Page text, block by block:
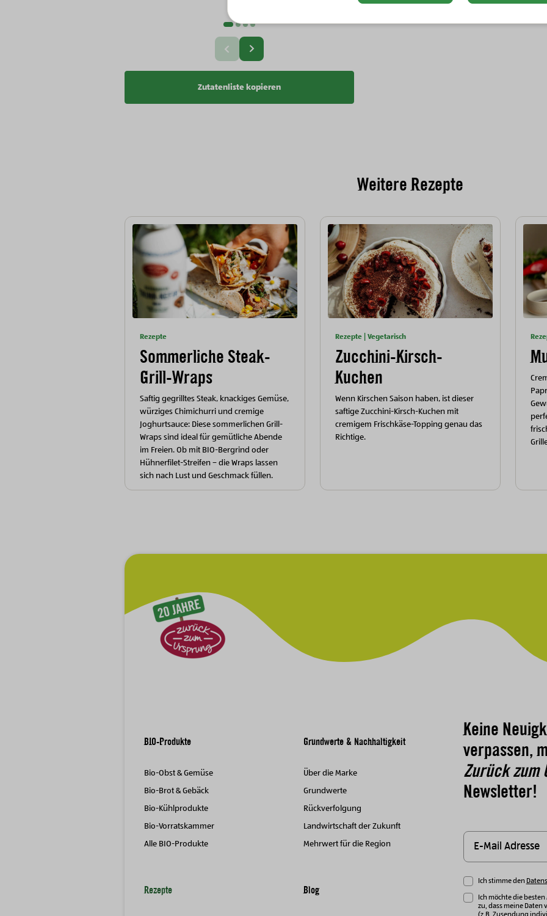
Vorherige Slide
Nächste Slide
Zutatenliste kopieren
Weitere Rezepte
Rezepte
Sommerliche Steak-
Grill-Wraps
Saftig gegrilltes Steak, knackiges Gemüse,
würziges Chimichurri und cremige
Joghurtsauce: Diese sommerlichen Grill-
Wraps sind ideal für gemütliche Abende
im Freien. Ob mit BIO-Bergrind oder
Hühnerfilet-Streifen – die Wraps lassen
sich nach Lust und Geschmack füllen.
Rezepte | Vegetarisch
Zucchini-Kirsch-
Kuchen
Wenn Kirschen Saison haben, ist dieser
saftige Zucchini-Kirsch-Kuchen mit
cremigem Frischkäse-Topping genau das
Richtige.
Keine
verpassen,
Zurück zum
Newsletter!
Ich stimme den
Ich möchte die
zu, dass meine Daten
BIO-Produkte
Bio-Obst & Gemüse
Bio-Brot & Gebäck
Bio-Kühlprodukte
Bio-Vorratskammer
Alle BIO-Produkte
Grundwerte & Nachhaltigkeit
Über die Marke
Grundwerte
Rückverfolgung
Landwirtschaft der Zukunft
Mehrwert für die Region
Rezepte Blog